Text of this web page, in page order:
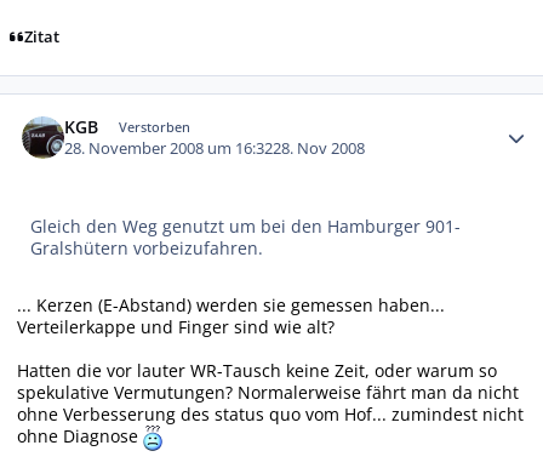
Zitat
KGB Verstorben
28. November 2008 um 16:3228. Nov 2008
Gleich den Weg genutzt um bei den Hamburger 901-
Gralshütern vorbeizufahren.
... Kerzen (E-Abstand) werden sie gemessen haben...
Verteilerkappe und Finger sind wie alt?
Hatten die vor lauter WR-Tausch keine Zeit, oder warum so
spekulative Vermutungen? Normalerweise fährt man da nicht
ohne Verbesserung des status quo vom Hof... zumindest nicht
ohne Diagnose